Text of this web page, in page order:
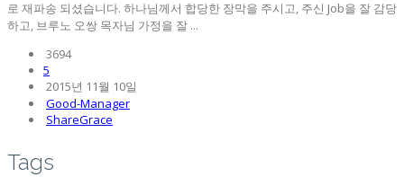
로 재파송 되셨습니다. 하나님께서 합당한 장막을 주시고, 주신 Job을 잘 감당
하고, 브루노 오쌍 목자님 가정을 잘 ...
3694
5
2015년 11월 10일
Good-Manager
ShareGrace
Tags